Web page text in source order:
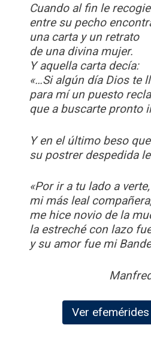
Cuando al fin le
entre su pecho
una carta y un retrato
de una divina mujer.
Y aquella carta decía:
«…Si algún día Dios te
para mí un puesto
que a buscarte pronto
Y en el último beso
su postrer despedida
«Por ir a tu lado a verte,
mi más leal
me hice novio de la
la estreché con lazo
y su amor fue mi
Ver